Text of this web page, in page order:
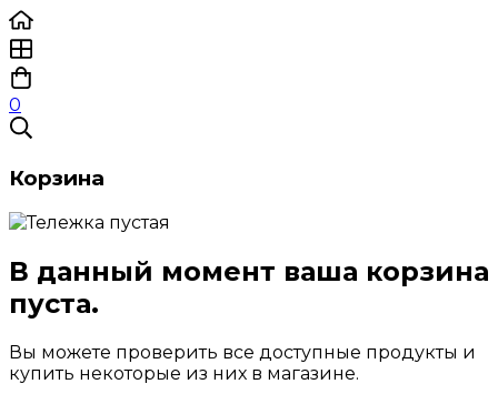
0
Корзина
В данный момент ваша корзина
пуста.
Вы можете проверить все доступные продукты и
купить некоторые из них в магазине.